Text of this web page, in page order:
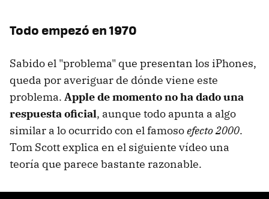
Todo empezó en 1970
Sabido el "problema" que presentan los iPhones,
queda por averiguar de dónde viene este
problema. Apple de momento no ha dado una
respuesta oficial, aunque todo apunta a algo
similar a lo ocurrido con el famosoefecto 2000.
Tom Scott explica en el siguiente vídeo una
teoría que parece bastante razonable.